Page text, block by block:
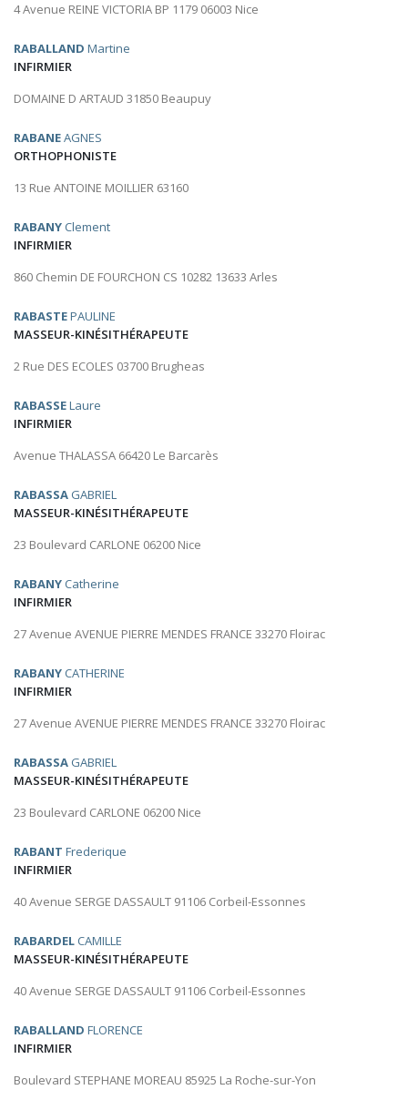
4 Avenue REINE VICTORIA BP 1179 06003 Nice
RABALLAND Martine
INFIRMIER
DOMAINE D ARTAUD 31850 Beaupuy
RABANEAGNES
ORTHOPHONISTE
13 Rue ANTOINE MOILLIER 63160
RABANY Clement
INFIRMIER
860 Chemin DE FOURCHON CS 10282 13633 Arles
RABASTEPAULINE
MASSEUR-KINÉSITHÉRAPEUTE
2 Rue DES ECOLES 03700 Brugheas
RABASSELaure
INFIRMIER
Avenue THALASSA 66420 Le Barcarès
RABASSA GABRIEL
MASSEUR-KINÉSITHÉRAPEUTE
23 Boulevard CARLONE 06200 Nice
RABANY Catherine
INFIRMIER
27 Avenue AVENUE PIERRE MENDES FRANCE 33270 Floirac
RABANY CATHERINE
INFIRMIER
27 Avenue AVENUE PIERRE MENDES FRANCE 33270 Floirac
RABASSA GABRIEL
MASSEUR-KINÉSITHÉRAPEUTE
23 Boulevard CARLONE 06200 Nice
RABANT Frederique
INFIRMIER
40 Avenue SERGE DASSAULT 91106 Corbeil-Essonnes
RABARDEL CAMILLE
MASSEUR-KINÉSITHÉRAPEUTE
40 Avenue SERGE DASSAULT 91106 Corbeil-Essonnes
RABALLAND FLORENCE
INFIRMIER
Boulevard STEPHANE MOREAU 85925 La Roche-sur-Yon